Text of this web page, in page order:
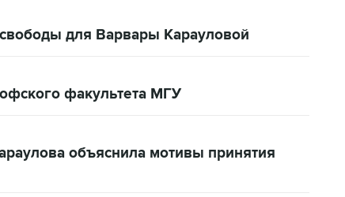
для Варвары Карауловой
факультета МГУ
объяснила мотивы принятия